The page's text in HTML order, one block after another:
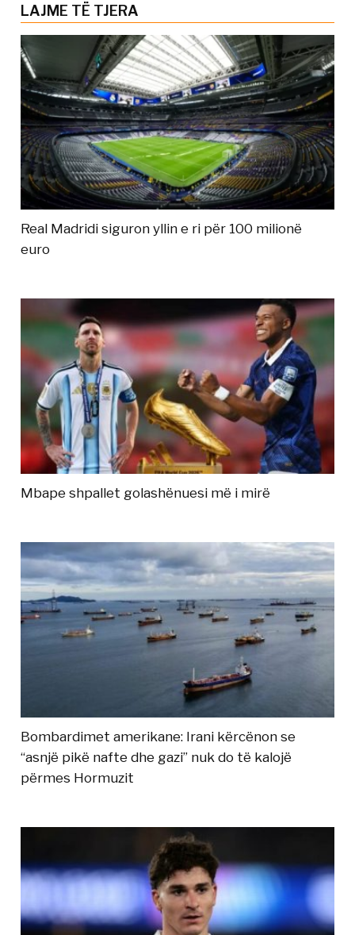
LAJME TË TJERA
Real Madridi siguron yllin e ri për 100 milionë
euro
Mbape shpallet golashënuesi më i mirë
Bombardimet amerikane: Irani kërcënon se
“asnjë pikë nafte dhe gazi” nuk do të kalojë
përmes Hormuzit